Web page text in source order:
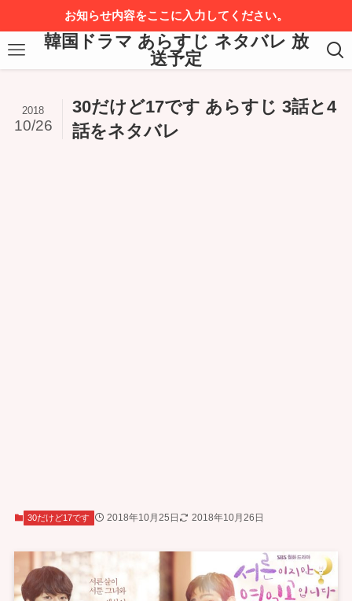
お知らせ内容をここに入力してください。
韓国ドラマ あらすじ ネタバレ 放
送予定
30だけど17です あらすじ 3話と4
話をネタバレ
2018
10/26
30だけど17です 2018年10月25日 2018年10月26日